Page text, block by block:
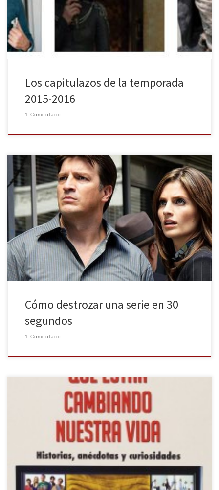
sus escenas más impactantes o porque una vez más han sido
ninguneadas en cuanto a […]
Los capitulazos de la temporada
2015-2016
1 Comentario
Es bien sabido por todos lo complicado que puede llegar a ser
darle un cierre a una trama abierta durante muchos años. Por más
que uno lo intente, no a todo el mundo acabará contentándole
ese final, ya sea porque el espectador no quiere que acabe su
serie favorita, o […]
Cómo destrozar una serie en 30
segundos
1 Comentario
Redbook Ediciones a través de su sello Ma non troppo nos
sorprende con una guía sobre series de televisión, a cargo de
cuatro guionistas y especialistas en la materia: Carmen Abarca,
Miguel Casamayor, Jordi Falguera y Mercè Sarrias. Ya apelan en la
introducción a que el corpus es subjetivo: encontraremos […]